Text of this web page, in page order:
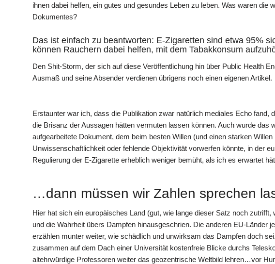
ihnen dabei helfen, ein gutes und gesundes Leben zu leben. Was waren die
Dokumentes?
Das ist einfach zu beantworten: E-Zigaretten sind etwa 95%
können Rauchern dabei helfen, mit dem Tabakkonsum
Den Shit-Storm, der sich auf diese Veröffentlichung hin über Public Health
Ausmaß und seine Absender verdienen übrigens noch einen eigenen Artikel.
Erstaunter war ich, dass die Publikation zwar natürlich mediales Echo fand,
die Brisanz der Aussagen hätten vermuten lassen können. Auch wurde das
aufgearbeitete Dokument, dem beim besten Willen (und einen starken
Unwissenschaftlichkeit oder fehlende Objektivität vorwerfen könnte, in der
Regulierung der E-Zigarette erheblich weniger bemüht, als ich es erwartet
…dann müssen wir Zahlen sprechen
Hier hat sich ein europäisches Land (gut, wie lange dieser Satz noch
und die Wahrheit übers Dampfen hinausgeschrien. Die anderen EU-Länder
erzählen munter weiter, wie schädlich und unwirksam das Dampfen doch
zusammen auf dem Dach einer Universität kostenfreie Blicke durchs
altehrwürdige Professoren weiter das geozentrische Weltbild lehren…vor